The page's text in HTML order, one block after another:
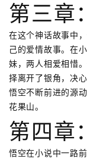
第三章
在这个神话故事中
己的爱情故事。在
妹，两人相爱相惜
择离开了银角，决
悟空不断前进的源
花果山。
第四章
悟空在小说中一路